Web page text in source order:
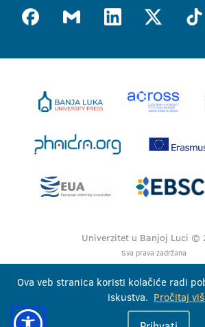
Univerzitet u Banjoj Luci ©
Sva prava zadržana
Ova veb stranica koristi kolačiće radi
iskustva. Pročitaj